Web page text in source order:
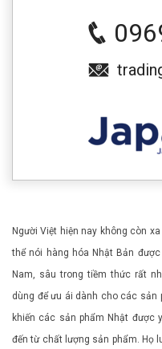
Người Việt hiện nay không còn
thể nói hàng hóa Nhật Bản
Nam, sâu trong tiềm thức rất
dùng để ưu ái dành cho các sản
khiến các sản phẩm Nhật được
đến từ chất lượng sản phẩm. Họ